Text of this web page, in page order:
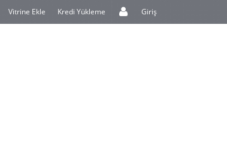
Giriş
Vitrine Ekle Kredi Yükleme